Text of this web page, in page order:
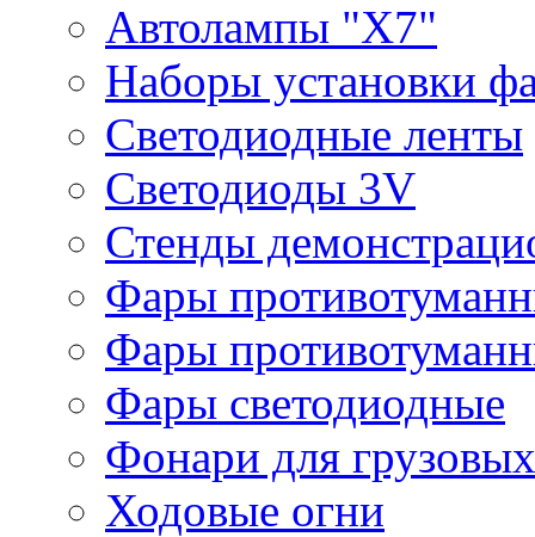
Автолампы "Х7"
Наборы установки
Светодиодные ленты
Светодиоды 3V
Стенды
Фары
Фары
Фары светодиодные
Фонари для
Ходовые огни